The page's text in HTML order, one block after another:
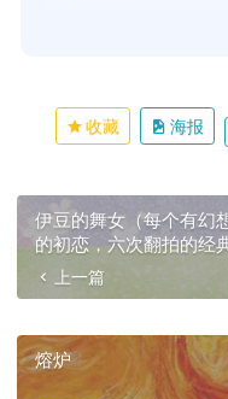
收藏 海报
伊豆的舞女（每个有幻
的初恋，六次翻拍的经
上一篇
熔炉